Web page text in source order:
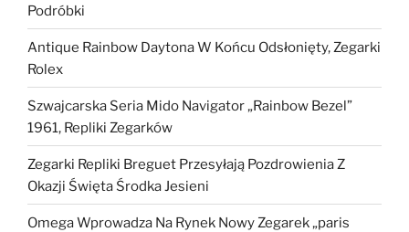
Podróbki
Antique Rainbow Daytona W Końcu Odsłonięty, Zegarki
Rolex
Szwajcarska Seria Mido Navigator „Rainbow Bezel”
1961, Repliki Zegarków
Zegarki Repliki Breguet Przesyłają Pozdrowienia Z
Okazji Święta Środka Jesieni
Omega Wprowadza Na Rynek Nowy Zegarek „paris